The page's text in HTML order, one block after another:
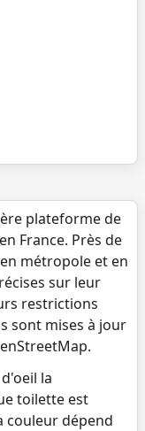
plateforme de
France. Près de
métropole et en
sur leur
restrictions
sont mises à jour
la
toilette est
couleur dépend